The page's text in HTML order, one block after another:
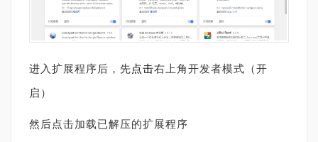
进入扩展程序后，先点击右上角开发者模式（开
启）
然后点击加载已解压的扩展程序